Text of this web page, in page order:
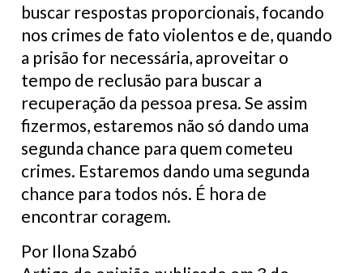
buscar respostas proporcionais, focando
nos crimes de fato violentos e de, quando
a prisão for necessária, aproveitar o
tempo de reclusão para buscar a
recuperação da pessoa presa. Se assim
fizermos, estaremos não só dando uma
segunda chance para quem cometeu
crimes. Estaremos dando uma segunda
chance para todos nós. É hora de
encontrar coragem.
Por Ilona Szabó